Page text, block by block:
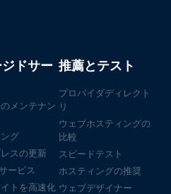
ドサー
メンテナン
グ
スの更新
ービス
トを高速化
推薦とテスト
プロバイダディレクト
リ
ウェブホスティングの
比較
スピードテスト
ホスティングの推奨
ウェブデザイナー